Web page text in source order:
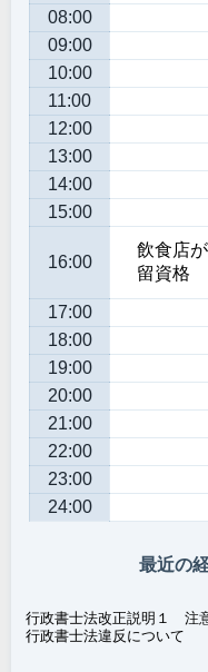
08:00
09:00
10:00
11:00
12:00
13:00
14:00
15:00
16:00
飲食店
留資格
17:00
18:00
19:00
20:00
21:00
22:00
23:00
24:00
最近の
行政書士法改正説明１ 注
行政書士法違反について